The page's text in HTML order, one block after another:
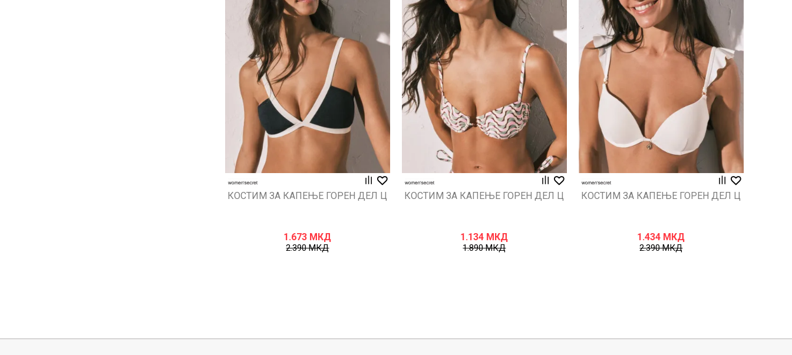
Uporedi
КОСТИМ ЗА КАПЕЊЕ ГОРЕН ДЕЛ Ц
1.673 МКД
2.390МКД
Uporedi
КОСТИМ ЗА КАПЕЊЕ ГОРЕН ДЕЛ Ц
1.134 МКД
1.890МКД
КОСТИМ ЗА КАПЕЊЕ ГОРЕН ДЕЛ Ц
1.434 МКД
2.390МКД